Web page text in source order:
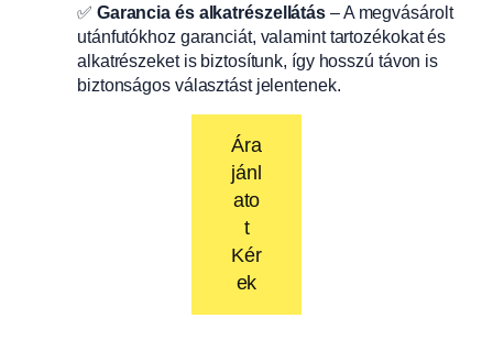
✅ Garancia és alkatrészellátás – A megvásárolt
utánfutókhoz garanciát, valamint tartozékokat és
alkatrészeket is biztosítunk, így hosszú távon is
biztonságos választást jelentenek.
Ára
jánl
ato
t
Kér
ek